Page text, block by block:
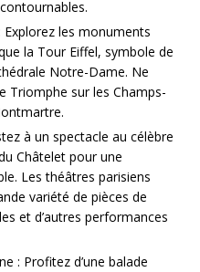
les monuments
la Tour Eiffel, symbole de
Notre-Dame. Ne
Triomphe sur les Champs-
à un spectacle au célèbre
Châtelet pour une
Les théâtres parisiens
variété de pièces de
et d’autres performances
: Profitez d’une balade